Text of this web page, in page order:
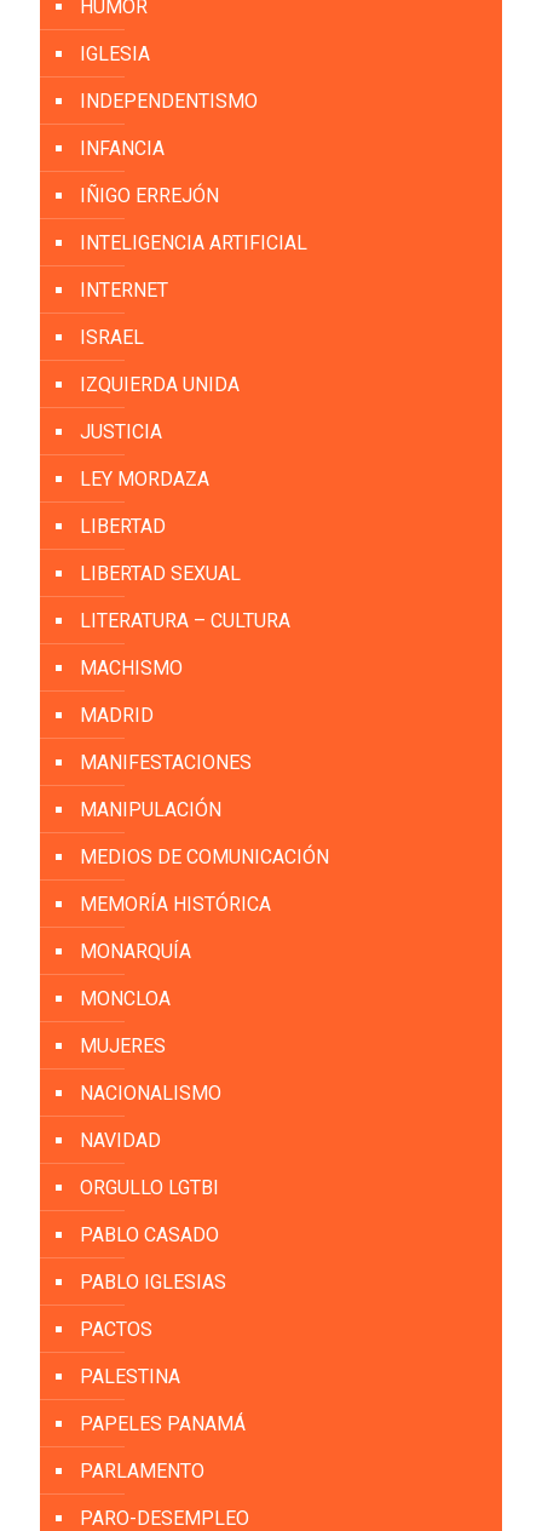
HUMOR
IGLESIA
INDEPENDENTISMO
INFANCIA
IÑIGO ERREJÓN
INTELIGENCIA ARTIFICIAL
INTERNET
ISRAEL
IZQUIERDA UNIDA
JUSTICIA
LEY MORDAZA
LIBERTAD
LIBERTAD SEXUAL
LITERATURA – CULTURA
MACHISMO
MADRID
MANIFESTACIONES
MANIPULACIÓN
MEDIOS DE COMUNICACIÓN
MEMORÍA HISTÓRICA
MONARQUÍA
MONCLOA
MUJERES
NACIONALISMO
NAVIDAD
ORGULLO LGTBI
PABLO CASADO
PABLO IGLESIAS
PACTOS
PALESTINA
PAPELES PANAMÁ
PARLAMENTO
PARO-DESEMPLEO